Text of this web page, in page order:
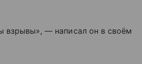
взрывы», — написал он в своём